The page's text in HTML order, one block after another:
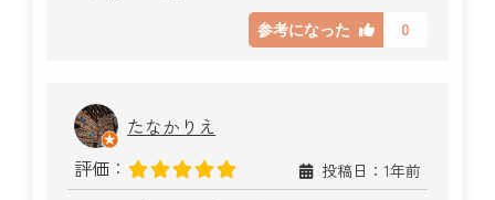
参考になった 0
たなかりえ
評価：
投稿日：1年前